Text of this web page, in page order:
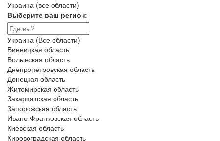
Украина (все области)
Выберите ваш регион:
Украина (Все области)
Винницкая область
Волынская область
Днепропетровская область
Донецкая область
Житомирская область
Закарпатская область
Запорожская область
Ивано-Франковская область
Киевская область
Кировоградская область